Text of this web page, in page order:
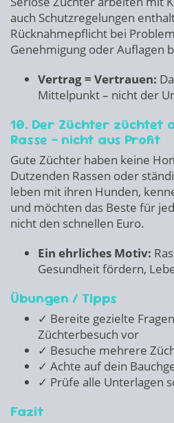
auch Schutzregelungen
Rücknahmepflicht bei
Genehmigung oder Auflagen
Vertrag = Vertrauen:
Mittelpunkt – nicht der
10. Der Züchter züchtet
Rasse – nicht aus Profit
Gute Züchter haben keine
Dutzenden Rassen oder
leben mit ihren Hunden,
und möchten das Beste für
nicht den schnellen Euro.
Ein ehrliches Motiv:
Gesundheit fördern,
Übungen / Tipps
✓ Bereite gezielte
Züchterbesuch vor
✓ Besuche mehrere
✓ Achte auf dein
✓ Prüfe alle Unterlagen
Fazit